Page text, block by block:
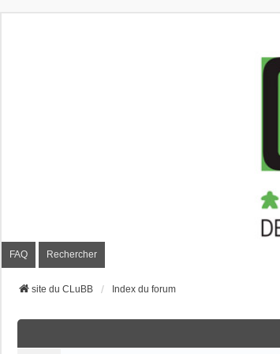
FAQ Rechercher
site du CLuBB Index du forum